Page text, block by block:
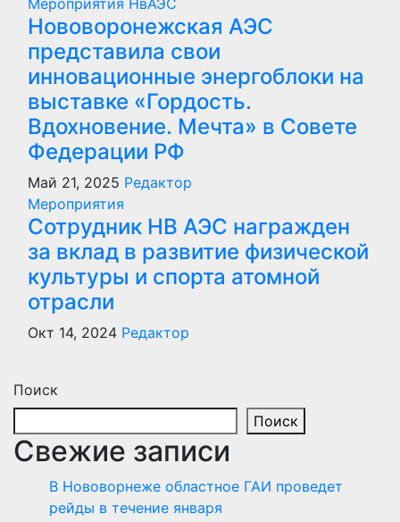
Нововоронежская АЭС
представила свои
инновационные энергоблоки на
выставке «Гордость.
Вдохновение. Мечта» в Совете
Федерации РФ
Май 21, 2025 Редактор
Мероприятия
Сотрудник НВ АЭС награжден
за вклад в развитие физической
культуры и спорта атомной
отрасли
Окт 14, 2024 Редактор
Поиск
Поиск
Свежие записи
В Нововорнеже областное ГАИ проведет
рейды в течение января